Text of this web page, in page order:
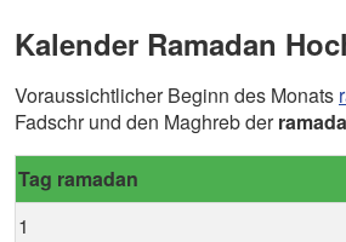
Kalender Ramadan
Voraussichtlicher Beginn des Monats
Fadschr und den Maghreb der
Tag ramadan
1